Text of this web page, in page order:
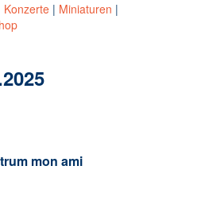
Konzerte | Miniaturen |
mon ami